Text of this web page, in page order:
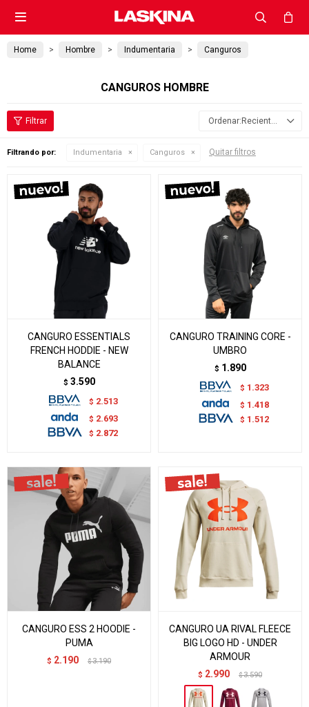

Home Hombre Indumentaria Canguros
CANGUROS HOMBRE
Recientes
Filtrando por: Indumentaria Canguros Quitar filtros
CANGURO ESSENTIALS
FRENCH HODDIE - NEW
BALANCE
$ 3.590
$ 2.513
$ 2.693
$ 2.872
CANGURO TRAINING CORE -
UMBRO
$ 1.890
$ 1.323
$ 1.418
$ 1.512
CANGURO ESS 2 HOODIE -
PUMA
$ 2.190 $ 3.190
CANGURO UA RIVAL FLEECE
BIG LOGO HD - UNDER
ARMOUR
$ 2.990 $ 3.590